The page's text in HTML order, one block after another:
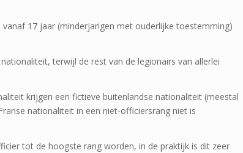
17 jaar (minderjarigen met ouderlijke toestemming)
terwijl de rest van de legionairs van allerlei
krijgen een fictieve buitenlandse nationaliteit (meestal
nationaliteit in een niet-officiersrang niet is
tot de hoogste rang worden, in de praktijk is dit zeer